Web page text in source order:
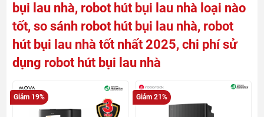
bụi lau nhà, robot hút bụi lau nhà loại nào
tốt, so sánh robot hút bụi lau nhà, robot
hút bụi lau nhà tốt nhất 2025, chi phí sử
dụng robot hút bụi lau nhà
Giảm 19% Giảm 21%